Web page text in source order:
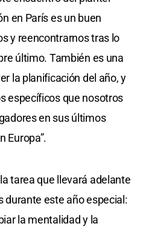
en París es un buen
y reencontrarnos tras lo
último. También es una
la planificación del año, y
específicos que nosotros
en sus últimos
Europa”.
tarea que llevará adelante
durante este año especial:
la mentalidad y la